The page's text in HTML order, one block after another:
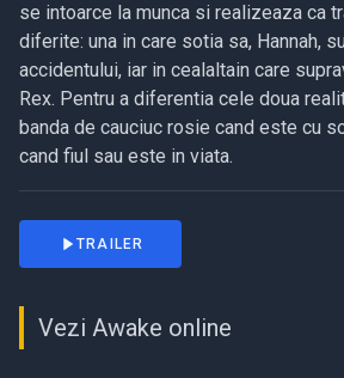
se intoarce la munca si realizeaza ca
diferite: una in care sotia sa, Hannah,
accidentului, iar in cealaltain care
Rex. Pentru a diferentia cele doua
banda de cauciuc rosie cand este cu
cand fiul sau este in viata.
TRAILER
Vezi Awake online